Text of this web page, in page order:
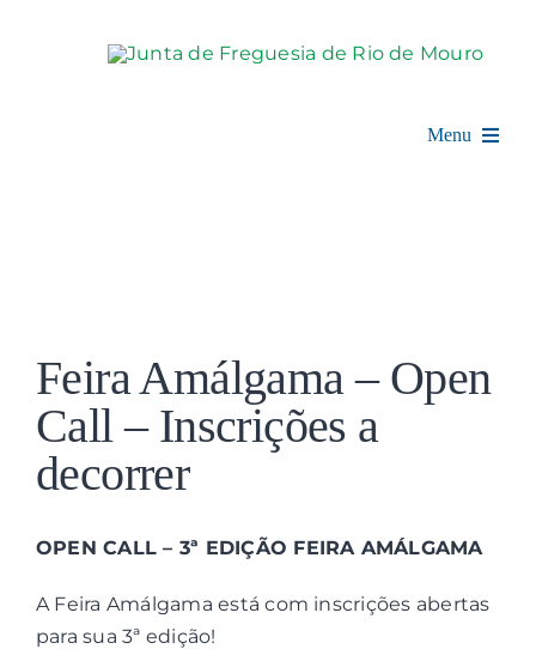
Menu
Balcão Digital
Espaço Cultural
Contactos
Larger
Image
Feira Amálgama – Open
Call – Inscrições a
decorrer
OPEN CALL – 3ª EDIÇÃO FEIRA AMÁLGAMA
A Feira Amálgama está com inscrições abertas
para sua 3ª edição!